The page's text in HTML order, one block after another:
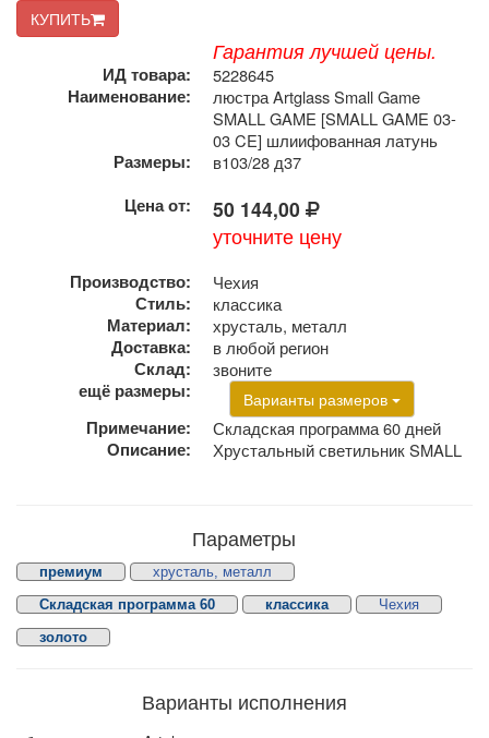
КУПИТЬ
Гарантия лучшей цены.
ИД товара:
5228645
Наименование:
люстра Artglass Small Game
SMALL GAME [SMALL GAME 03-
03 CE] шлиифованная латунь
Размеры:
в103/28 д37
Цена от:
50 144,00
уточните цену
Производство:
Чехия
Стиль:
классика
Материал:
хрусталь, металл
Доставка:
в любой регион
Склад:
звоните
ещё размеры:
Варианты размеров
Примечание:
Складская программа 60 дней
Описание:
Хрустальный светильник SMALL
Параметры
премиум
хрусталь, металл
Складская программа 60
классика
Чехия
золото
Варианты исполнения